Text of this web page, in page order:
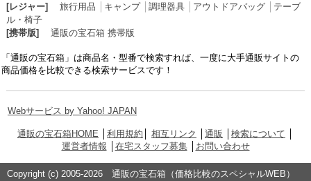
[レジャー]
旅行用品 キャンプ│ 調理器具│ アウトドアバッグ│ テーブ
ル・椅子
[携帯版]
通販の宝石箱 携帯版
「通販の宝石箱」は商品名・型番で検索すれば、一度に大手通販サイトの
商品価格を比較できる検索サービスです！
Webサービス by Yahoo! JAPAN
通販の宝石箱HOME 利用規約 相互リンク 通販 検索について
運営者情報
在宅スタッフ募集│ お問い合わせ
Copyright (c) 2005-2026 通販の宝石箱（価格比較のスペシャルWEB）